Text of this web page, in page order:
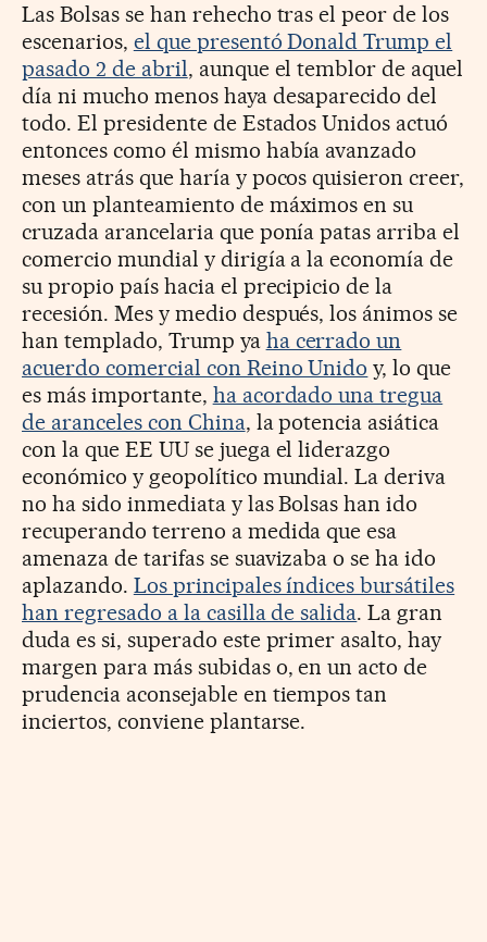
Las Bolsas se han rehecho tras el peor de los
escenarios, el que presentó Donald Trump el
pasado 2 de abril, aunque el temblor de aquel
día ni mucho menos haya desaparecido del
todo. El presidente de Estados Unidos actuó
entonces como él mismo había avanzado
meses atrás que haría y pocos quisieron creer,
con un planteamiento de máximos en su
cruzada arancelaria que ponía patas arriba el
comercio mundial y dirigía a la economía de
su propio país hacia el precipicio de la
recesión. Mes y medio después, los ánimos se
han templado, Trump ya ha cerrado un
acuerdo comercial con Reino Unido y, lo que
es más importante, ha acordado una tregua
de aranceles con China, la potencia asiática
con la que EE UU se juega el liderazgo
económico y geopolítico mundial. La deriva
no ha sido inmediata y las Bolsas han ido
recuperando terreno a medida que esa
amenaza de tarifas se suavizaba o se ha ido
aplazando. Los principales índices bursátiles
han regresado a la casilla de salida. La gran
duda es si, superado este primer asalto, hay
margen para más subidas o, en un acto de
prudencia aconsejable en tiempos tan
inciertos, conviene plantarse.